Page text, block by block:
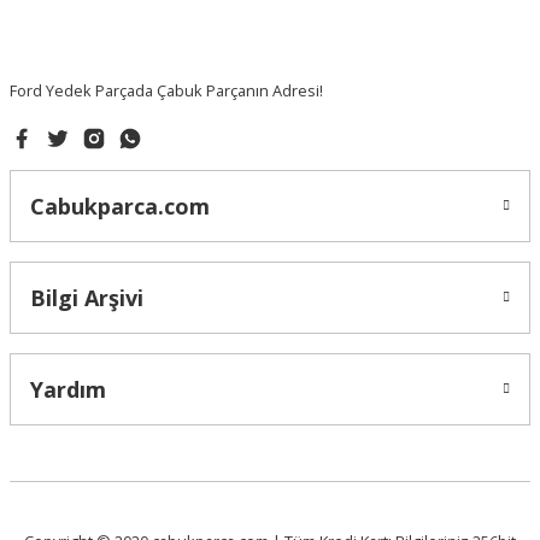
Ford Yedek Parçada Çabuk Parçanın Adresi!
Cabukparca.com
Bilgi Arşivi
Yardım